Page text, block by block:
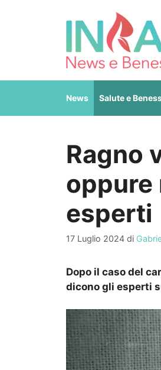
News Salute e
Ragno
oppure
esperti
17 Luglio 2024 di
Dopo il caso del
dicono gli esperti